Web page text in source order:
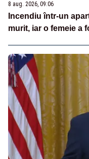
8 aug. 2026, 09:06
Incendiu într-un
murit, iar o femeie a